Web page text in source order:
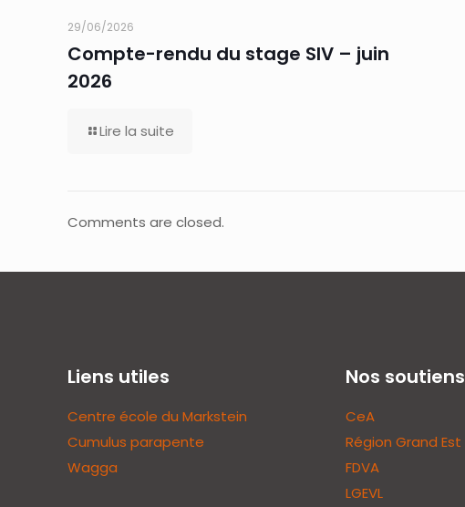
29/06/2026
Compte-rendu du stage SIV – juin
2026
Lire la suite
Comments are closed.
Liens utiles
Centre école du Markstein
Cumulus parapente
Wagga
Nos soutiens
CeA
Région Grand Est
FDVA
LGEVL